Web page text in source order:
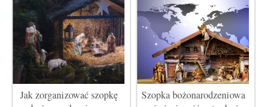
Jak zorganizować szopkę
Szopka bożonarodzeniowa